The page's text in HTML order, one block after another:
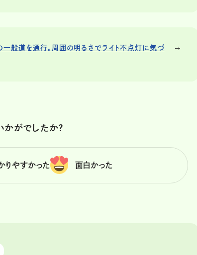
一般道を通行。周囲の明るさでライト不点灯に気づ
かがでしたか？
りやすかった 面白かった